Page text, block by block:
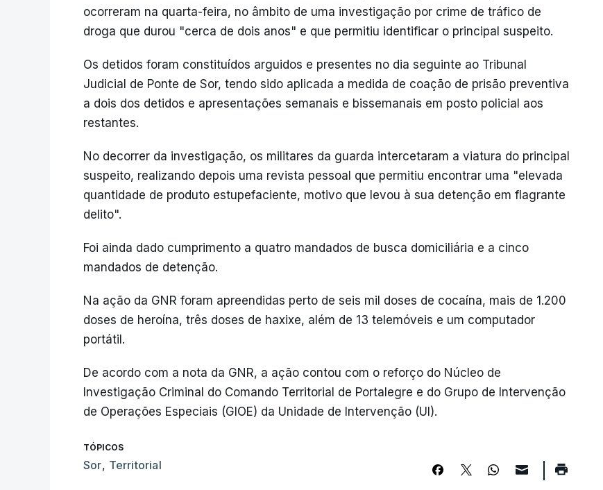
ocorreram na quarta-feira, no âmbito de uma investigação por crime de tráfico de
droga que durou "cerca de dois anos" e que permitiu identificar o principal suspeito.
Os detidos foram constituídos arguidos e presentes no dia seguinte ao Tribunal
Judicial de Ponte de Sor, tendo sido aplicada a medida de coação de prisão preventiva
a dois dos detidos e apresentações semanais e bissemanais em posto policial aos
restantes.
No decorrer da investigação, os militares da guarda intercetaram a viatura do principal
suspeito, realizando depois uma revista pessoal que permitiu encontrar uma "elevada
quantidade de produto estupefaciente, motivo que levou à sua detenção em flagrante
delito".
Foi ainda dado cumprimento a quatro mandados de busca domiciliária e a cinco
mandados de detenção.
Na ação da GNR foram apreendidas perto de seis mil doses de cocaína, mais de 1.200
doses de heroína, três doses de haxixe, além de 13 telemóveis e um computador
portátil.
De acordo com a nota da GNR, a ação contou com o reforço do Núcleo de
Investigação Criminal do Comando Territorial de Portalegre e do Grupo de Intervenção
de Operações Especiais (GIOE) da Unidade de Intervenção (UI).
TÓPICOS
Sor, Territorial